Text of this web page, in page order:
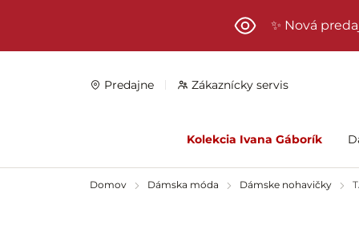
✨ Nová
Predajne Zákaznícky servis
Kolekcia Ivana Gáborík
Domov Dámska móda Dámske nohavičky